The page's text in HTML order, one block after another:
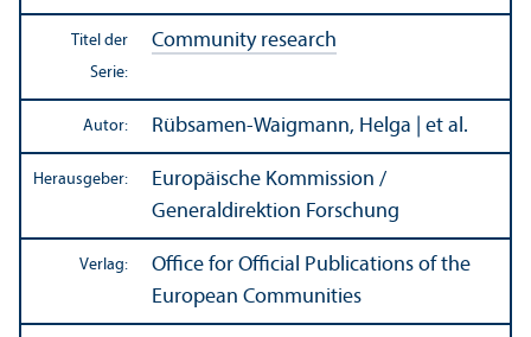
Titel der
Serie:
Community research
Autor: Rübsamen-Waigmann, Helga | et al.
Herausgeber:
Europäische Kommission /
Generaldirektion Forschung
Verlag:
Office for Official Publications of the
European Communities